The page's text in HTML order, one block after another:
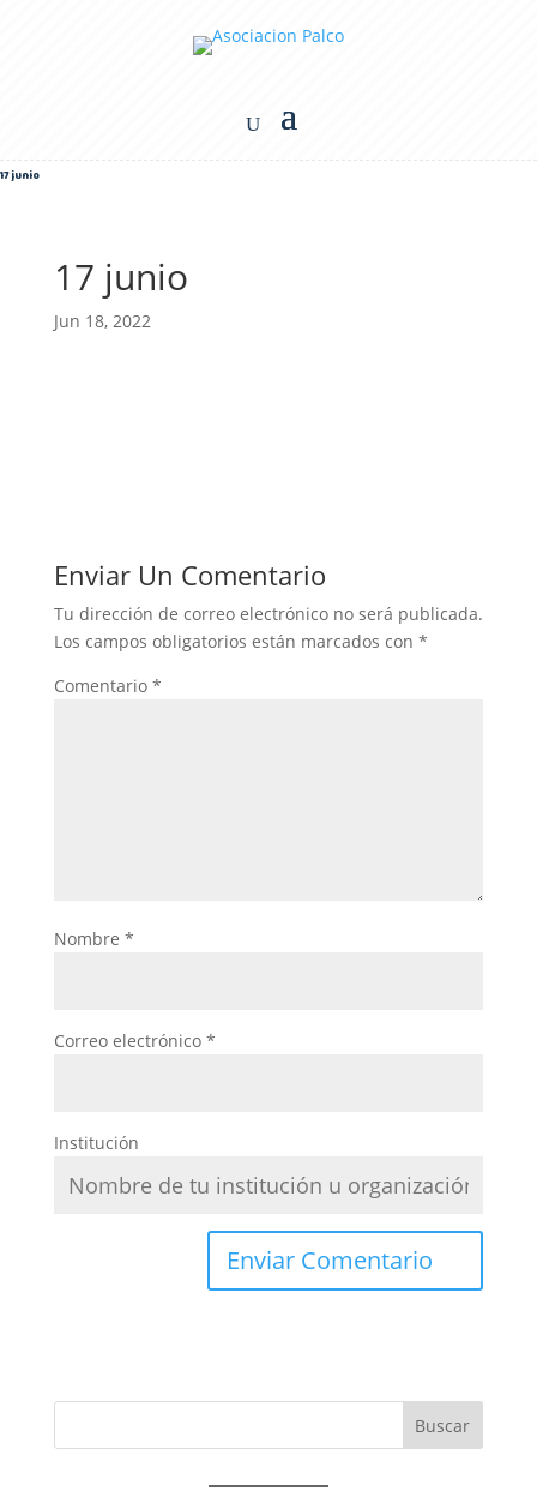
17 junio
17 junio
Jun 18, 2022
Enviar Un Comentario
Tu dirección de correo electrónico no será publicada.
Los campos obligatorios están marcados con *
Comentario *
Nombre *
Correo electrónico *
Institución